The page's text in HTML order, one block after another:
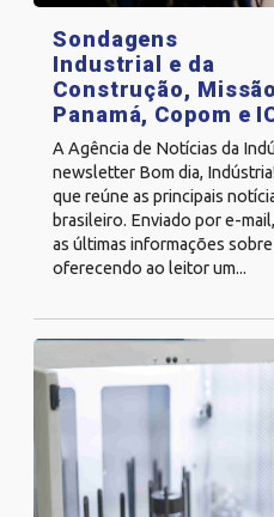
Sondagens
Industrial e da
Construção,
Panamá, Copom e
A Agência de Notícias da
newsletter Bom dia,
que reúne as principais
brasileiro. Enviado por e-
as últimas informações sobre
oferecendo ao leitor um...